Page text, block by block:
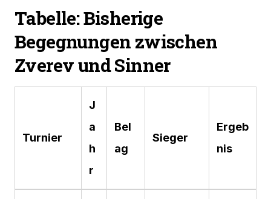
Tabelle: Bisherige
Begegnungen zwischen
Zverev und Sinner
Turnier
J
a
h
r
Bel
ag
Sieger
Ergeb
nis